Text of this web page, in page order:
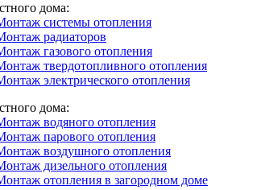
дома:
системы отопления
радиаторов
газового отопления
твердотопливного отопления
электрического отопления
дома:
водяного отопления
парового отопления
воздушного отопления
дизельного отопления
отопления в загородном доме